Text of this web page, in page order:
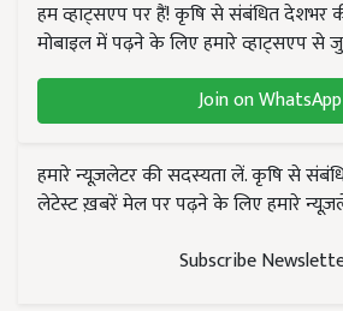
हम व्हाट्सएप पर हैं! कृषि से संबंधित देशभर
मोबाइल में पढ़ने के लिए हमारे व्हाट्सएप से
Join on WhatsApp
हमारे न्यूज़लेटर की सदस्यता लें. कृषि से
लेटेस्ट ख़बरें मेल पर पढ़ने के लिए हमारे
Subscribe